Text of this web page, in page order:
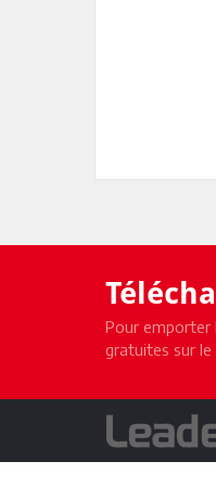
Pour emporter
gratuites sur le